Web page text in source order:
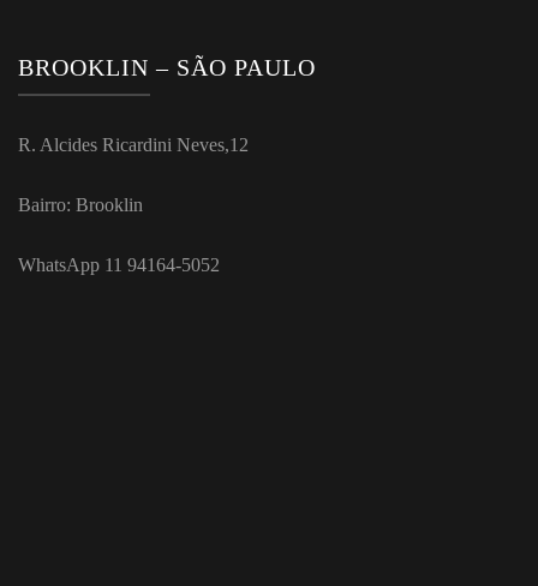
BROOKLIN – SÃO PAULO
R. Alcides Ricardini Neves,12
Bairro: Brooklin
WhatsApp 11 94164-5052